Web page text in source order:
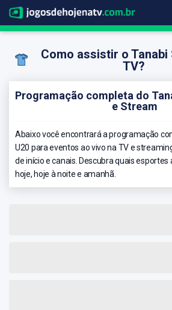
Como assistir o Tanabi
TV?
Programação completa do
e Stream
Abaixo você encontrará a programação
U20 para eventos ao vivo na TV e
de início e canais. Descubra quais esportes
hoje, hoje à noite e amanhã.